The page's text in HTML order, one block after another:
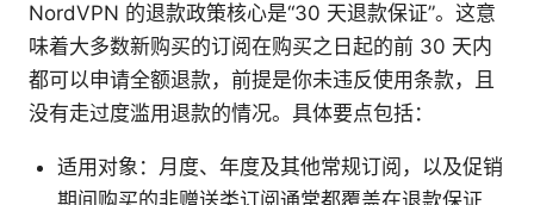
NordVPN 的退款政策核心是“30 天退款保证”。这意
味着大多数新购买的订阅在购买之日起的前 30 天内
都可以申请全额退款，前提是你未违反使用条款，且
没有走过度滥用退款的情况。具体要点包括：
适用对象：月度、年度及其他常规订阅，以及促销